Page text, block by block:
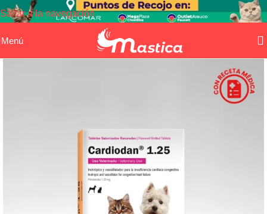
Saltar a la navegación
Saltar al contenido principal
Menú